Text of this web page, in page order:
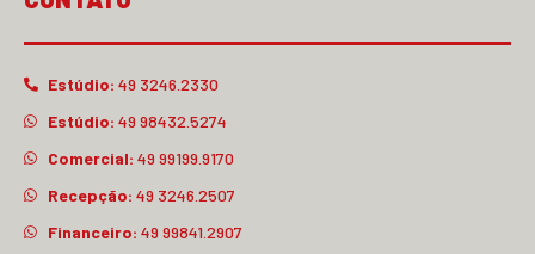
Estúdio: 49 3246.2330
Estúdio: 49 98432.5274
Comercial: 49 99199.9170
Recepção: 49 3246.2507
Financeiro: 49 99841.2907